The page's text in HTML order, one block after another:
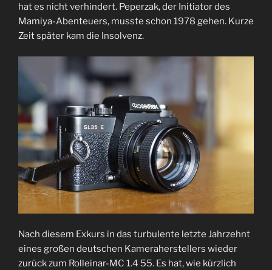
hat es nicht verhindert. Peperzak, der Initiator des
Mamiya-Abenteuers, musste schon 1978 gehen. Kurze
Zeit später kam die Insolvenz.
Nach diesem Exkurs in das turbulente letzte Jahrzehnt
eines großen deutschen Kameraherstellers wieder
zurück zum Rolleinar-MC 1.4 55. Es hat, wie kürzlich